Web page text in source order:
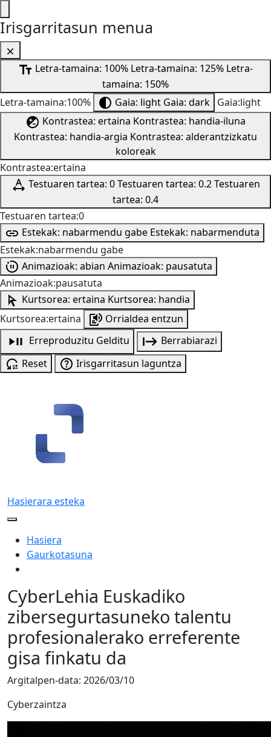
Irisgarritasun menua
Letra-tamaina: 100% Letra-tamaina: 125% Letra-
tamaina: 150%
Letra-tamaina:100%
Gaia: light Gaia: dark Gaia:light
Kontrastea: ertaina Kontrastea: handia-iluna
Kontrastea: handia-argia Kontrastea: alderantzizkatu
koloreak
Kontrastea:ertaina
Testuaren tartea: 0 Testuaren tartea: 0.2 Testuaren
tartea: 0.4
Testuaren tartea:0
Estekak: nabarmendu gabe Estekak: nabarmenduta
Estekak:nabarmendu gabe
Animazioak: abian Animazioak: pausatuta
Animazioak:pausatuta
Kurtsorea: ertaina Kurtsorea: handia
Kurtsorea:ertaina
Orrialdea entzun
Erreproduzitu Gelditu
Berrabiarazi
Reset
Irisgarritasun laguntza
Hasierara esteka
Hasiera
Gaurkotasuna
CyberLehia Euskadiko
zibersegurtasuneko talentu
profesionalerako erreferente
gisa finkatu da
Argitalpen-data: 2026/03/10
Cyberzaintza